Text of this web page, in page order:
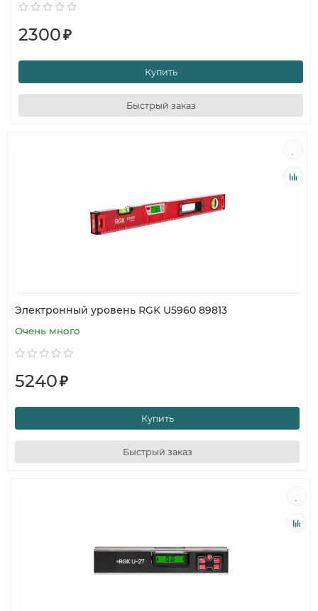
2300₽
Купить
Быстрый заказ
Электронный уровень RGK U5960 89813
Очень много
5240₽
Купить
Быстрый заказ